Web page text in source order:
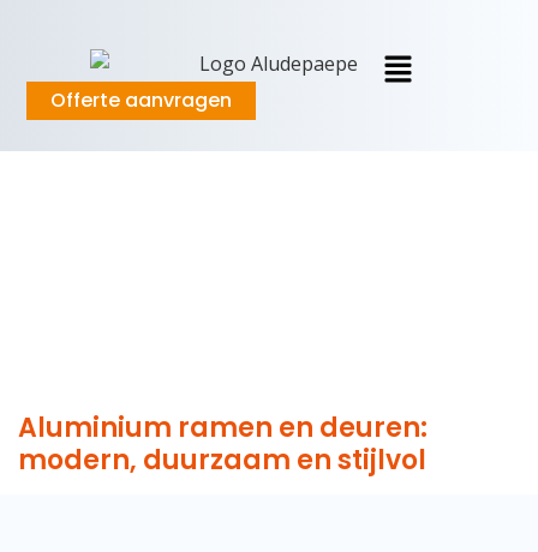
Offerte aanvragen
Aluminium ramen en deuren:
modern, duurzaam en stijlvol